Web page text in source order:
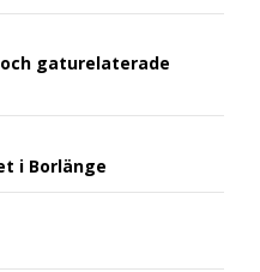
gaturelaterade
i Borlänge